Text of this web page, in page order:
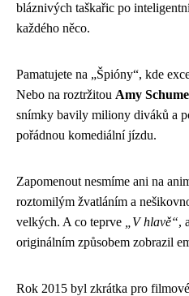
bláznivých taškařic po
každého něco.
Pamatujete na „Špióny“, kde
Nebo na roztržitou Amy
snímky bavily miliony diváků a
pořádnou komediální jízdu.
Zapomenout nesmíme ani na
roztomilým žvatláním a
velkých. A co teprve
„V hlavě“,
originálním způsobem zobrazil
Rok 2015 byl zkrátka pro